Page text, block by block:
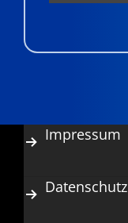
Impressum
Datenschutz